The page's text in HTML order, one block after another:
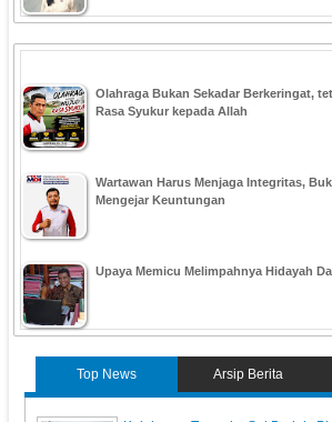
Olahraga Bukan Sekadar Berkeringat,
Rasa Syukur kepada Allah
Wartawan Harus Menjaga Integritas,
Mengejar Keuntungan
Upaya Memicu Melimpahnya Hidayah
Top News Arsip Berita